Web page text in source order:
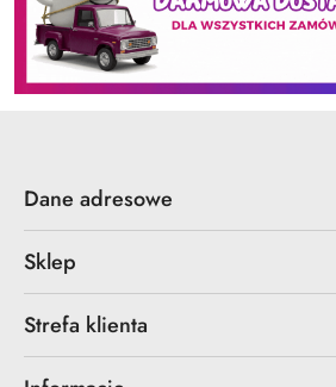
Dane adresowe
Sklep
Strefa klienta